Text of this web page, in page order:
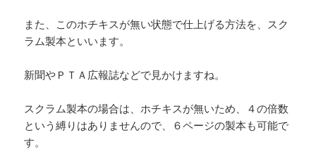
また、このホチキスが無い状態で仕上げる方法を、スク
ラム製本といいます。
新聞やＰＴＡ広報誌などで見かけますね。
スクラム製本の場合は、ホチキスが無いため、４の倍数
という縛りはありませんので、６ページの製本も可能で
す。